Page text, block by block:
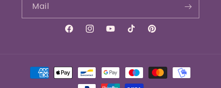
Mail
FacebookInstagramYouTubeTikTokPinterest
Betalingsmetoder